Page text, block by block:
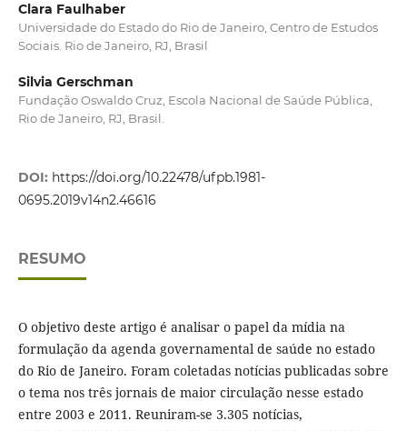
Clara Faulhaber
Universidade do Estado do Rio de Janeiro, Centro de Estudos
Sociais. Rio de Janeiro, RJ, Brasil
Silvia Gerschman
Fundação Oswaldo Cruz, Escola Nacional de Saúde Pública,
Rio de Janeiro, RJ, Brasil.
DOI: https://doi.org/10.22478/ufpb.1981-
0695.2019v14n2.46616
RESUMO
O objetivo deste artigo é analisar o papel da mídia na
formulação da agenda governamental de saúde no estado
do Rio de Janeiro. Foram coletadas notícias publicadas sobre
o tema nos três jornais de maior circulação nesse estado
entre 2003 e 2011. Reuniram-se 3.305 notícias,